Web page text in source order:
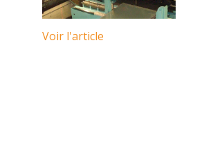
Voir l'article